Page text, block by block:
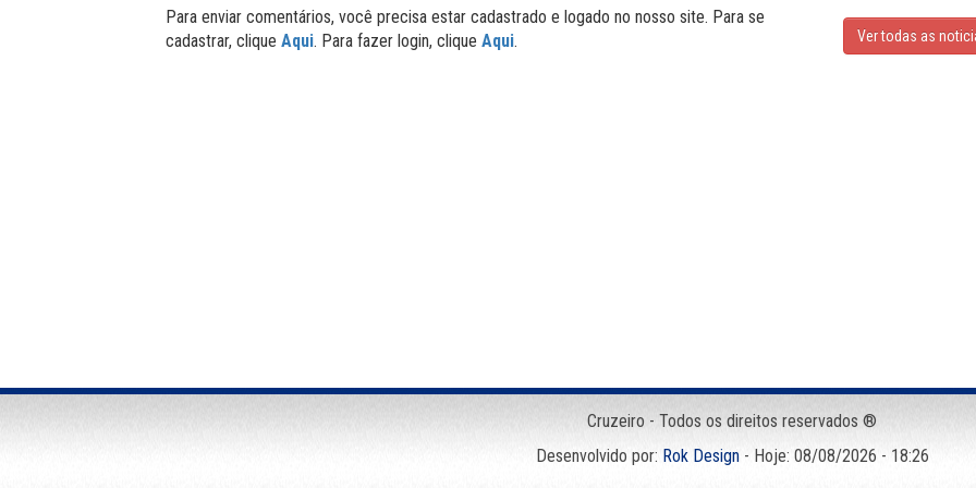
Para enviar comentários, você precisa estar cadastrado e logado no nosso site. Para se
cadastrar, clique Aqui. Para fazer login, clique Aqui. Ver todas as
Cruzeiro - Todos os direitos reservados ®
Desenvolvido por: Rok Design- Hoje: 08/08/2026 - 18:26